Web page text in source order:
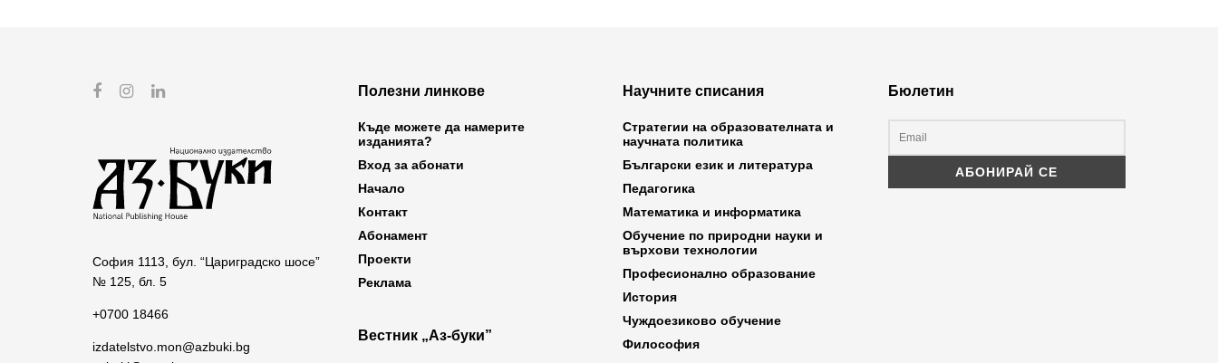
София 1113, бул. “Цариградско шосе”
№ 125, бл. 5
+0700 18466
izdatelstvo.mon@azbuki.bg
Полезни линкове
Къде можете да намерите
изданията?
Вход за абонати
Начало
Контакт
Абонамент
Проекти
Реклама
Вестник „Аз-буки”
Научните списания
Стратегии на образователната и
научната политика
Български език и литература
Педагогика
Математика и информатика
Обучение по природни науки и
върхови технологии
Професионално образование
История
Чуждоезиково обучение
Философия
Бюлетин